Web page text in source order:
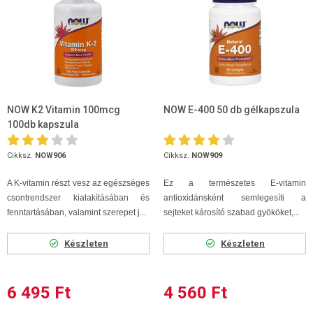
NOW K2 Vitamin 100mcg
100db kapszula
Cikksz. NOW906
A K-vitamin részt vesz az egészséges
csontrendszer kialakításában és
fenntartásában, valamint szerepet j...
Készleten
6 495 Ft
NOW E-400 50 db gélkapszula
Cikksz. NOW909
Ez a természetes E-vitamin
antioxidánsként semlegesíti a
sejteket károsító szabad gyököket,...
Készleten
4 560 Ft